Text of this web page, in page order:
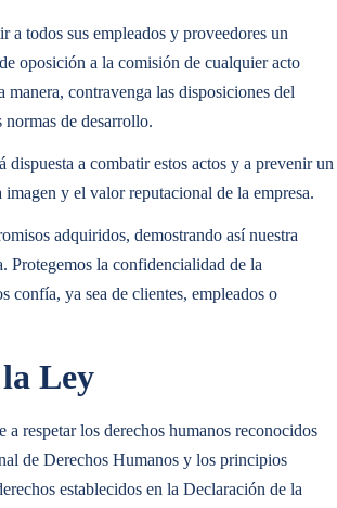
Digital
cobran Protagonismo en el MWC26
e Inspecciones
de Telecomunicaciones
a todos sus empleados y proveedores un
oposición a la comisión de cualquier acto
manera, contravenga las disposiciones del
de desarrollo.
dispuesta a combatir estos actos y a prevenir un
y el valor reputacional de la empresa.
adquiridos, demostrando así nuestra
Protegemos la confidencialidad de la
confía, ya sea de clientes, empleados o
Ley
a respetar los derechos humanos reconocidos
de Derechos Humanos y los principios
establecidos en la Declaración de la